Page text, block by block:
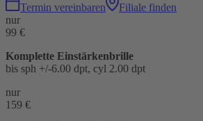
Termin vereinbaren
Filiale finden
nur
99 €
Komplette Einstärkenbrille
bis sph +/-6.00 dpt, cyl 2.00 dpt
nur
159 €